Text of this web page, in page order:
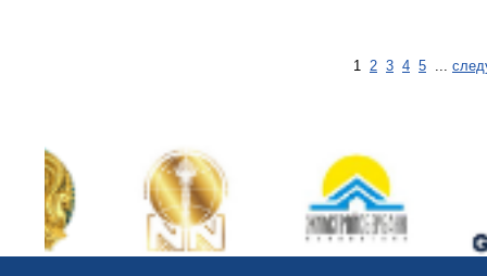
1 2 3 4 5 ...